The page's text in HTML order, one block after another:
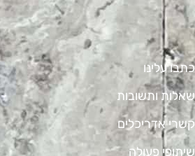
כתבו עלינו
שאלות ותשובות
קשרי אדריכלים
שיתופי פעולה